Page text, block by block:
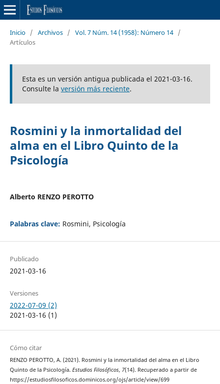
Inicio / Archivos / Vol. 7 Núm. 14 (1958): Número 14 /
Artículos
Esta es un versión antigua publicada el 2021-03-16.
Consulte la versión más reciente.
Rosmini y la inmortalidad del
alma en el Libro Quinto de la
Psicología
Alberto RENZO PEROTTO
Palabras clave: Rosmini, Psicología
Publicado
2021-03-16
Versiones
2022-07-09 (2)
2021-03-16 (1)
Cómo citar
RENZO PEROTTO, A. (2021). Rosmini y la inmortalidad del alma en el Libro
Quinto de la Psicología. Estudios Filosóficos, 7(14). Recuperado a partir de
https://estudiosfilosoficos.dominicos.org/ojs/article/view/699